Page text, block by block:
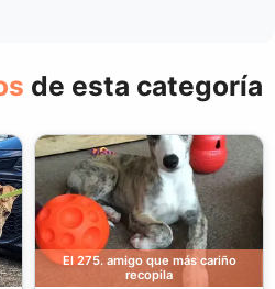
de esta categoría
El 275. amigo que más cariño
recopila